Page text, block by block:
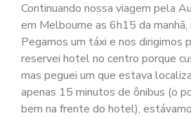
Continuando nossa viagem pela
em Melbourne as 6h15 da manhã,
Pegamos um táxi e nos dirigimos
reservei hotel no centro porque
mas peguei um que estava
apenas 15 minutos de ônibus (o
bem na frente do hotel),